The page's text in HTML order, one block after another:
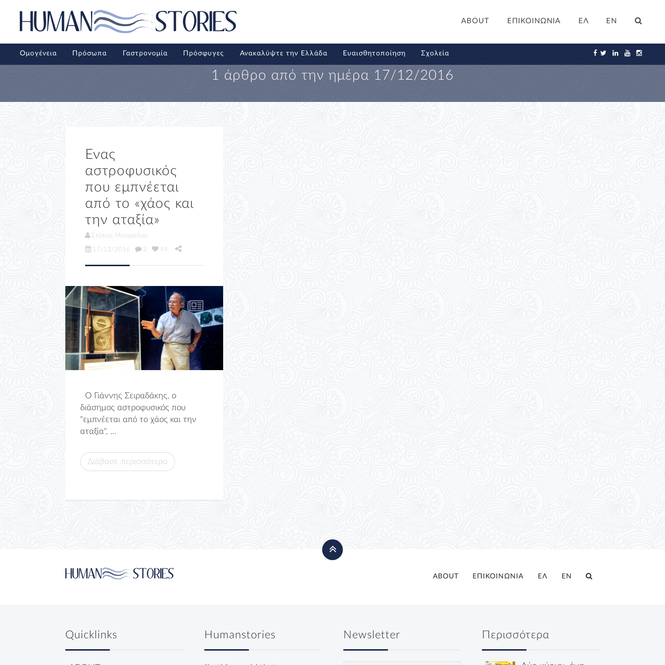
ABOUT ΕΠΙΚΟΙΝΩΝΙΑ ΕΛ EN
Ομογένεια Πρόσωπα Γαστρονομία Πρόσφυγες Ανακαλύψτε την Ελλάδα Ευαισθητοποίηση Σχολεία
1 άρθρο από την ημέρα 17/12/2016
Ενας
αστροφυσικός
που εμπνέεται
από το «χάος και
την αταξία»
Στέλιος Μοσχούλας
17/12/2016
2 94
Ο Γιάννης Σειραδάκης, ο
διάσημος αστροφυσικός που
"εμπνέεται από το χάος και την
αταξία", ...
Διάβασε περισσότερα
ABOUT ΕΠΙΚΟΙΝΩΝΙΑ ΕΛ EN
Quicklinks Humanstories Newsletter Περισσότερα